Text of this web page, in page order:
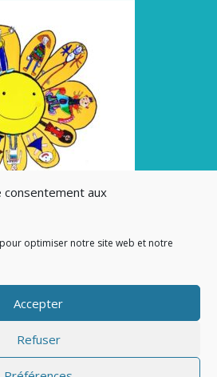
consentement aux
optimiser notre site web et notre
Accepter
Refuser